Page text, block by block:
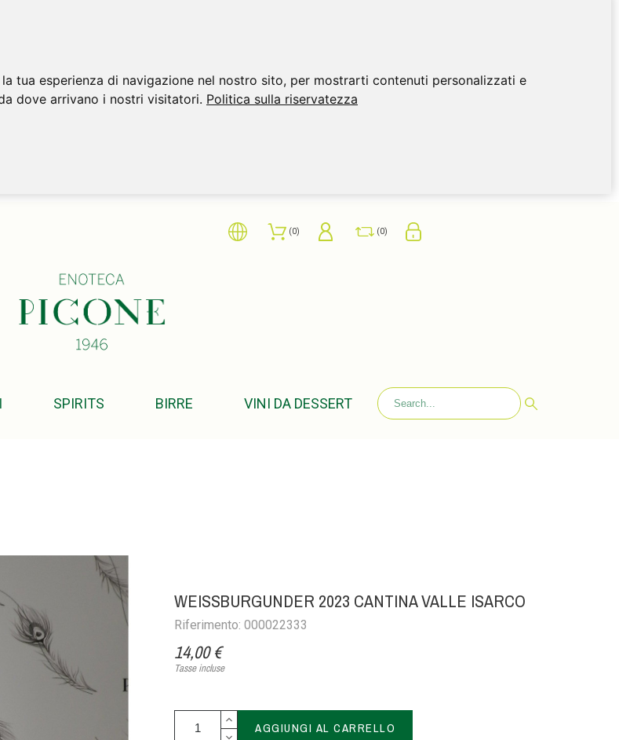
tua esperienza di navigazione nel nostro sito, per mostrarti contenuti personalizzati e
dove arrivano i nostri visitatori. Politica sulla riservatezza
0 0
SPIRITS BIRRE VINI DA DESSERT
WEISSBURGUNDER 2023 CANTINA VALLE ISARCO
Riferimento: 000022333
14,00 €
Tasse incluse
AGGIUNGI AL CARRELLO